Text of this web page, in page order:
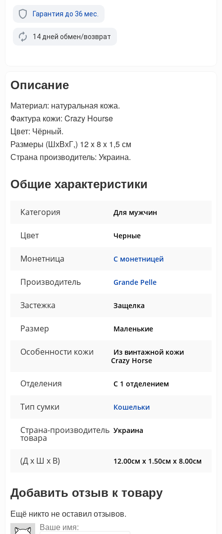
Гарантия до 36 мес.
14 дней обмен/возврат
Описание
Материал: натуральная кожа.
Фактура кожи: Crazy Hourse
Цвет: Чёрный.
Размеры (ШхВхГ,) 12 x 8 x 1,5 см
Страна производитель: Украина.
Общие характеристики
Категория Для мужчин
Цвет Черные
Монетница С монетницей
Производитель Grande Pelle
Застежка Защелка
Размер Маленькие
Особенности кожи
Из винтажной кожи
Crazy Horse
Отделения С 1 отделением
Тип сумки Кошельки
Страна-производитель
товара
Украина
(Д x Ш x В) 12.00см x 1.50см x 8.00см
Добавить отзыв к товару
Ещё никто не оставил отзывов.
Ваше имя: